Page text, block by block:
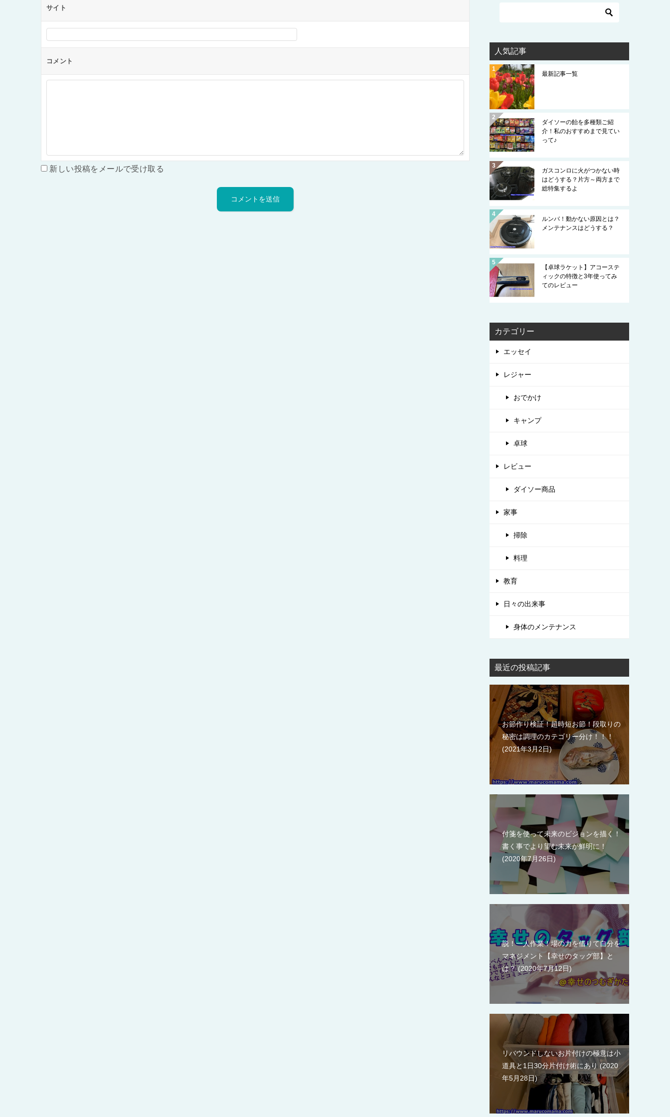
サイト
コメント
新しい投稿をメールで受け取る
人気記事
最新記事一覧
ダイソーの飴を多種類ご紹
介！私のおすすめまで見てい
って♪
ガスコンロに火がつかない時
はどうする？片方～両方まで
総特集するよ
ルンバ！動かない原因とは？
メンテナンスはどうする？
【卓球ラケット】アコーステ
ィックの特徴と3年使ってみ
てのレビュー
カテゴリー
エッセイ
レジャー
おでかけ
キャンプ
卓球
レビュー
ダイソー商品
家事
掃除
料理
教育
日々の出来事
身体のメンテナンス
最近の投稿記事
お節作り検証！超時短お節！段取りの
秘密は調理のカテゴリー分け！！！
2021年3月2日
付箋を使って未来のビジョンを描く！
書く事でより望む未来が鮮明に！
2020年7月26日
脱！一人作業！場の力を借りて自分を
マネジメント【幸せのタッグ部】と
は？
2020年7月12日
リバウンドしないお片付けの極意は小
道具と1日30分片付け術にあり
2020
年5月28日